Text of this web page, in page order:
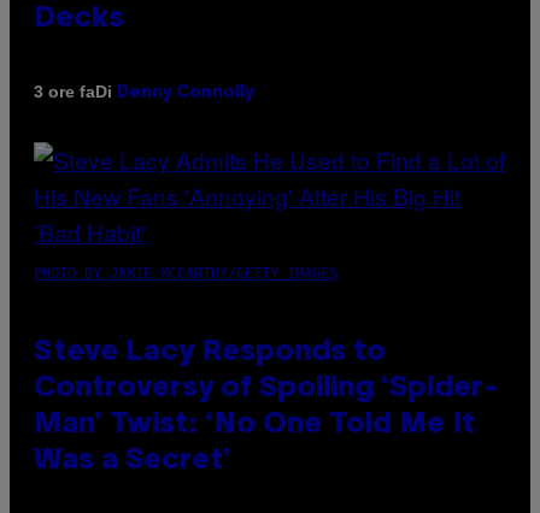
Decks
3 ore faDi Denny Connolly
PHOTO BY JAMIE MCCARTHY/GETTY IMAGES
Steve Lacy Responds to
Controversy of Spoiling ‘Spider-
Man’ Twist: ‘No One Told Me It
Was a Secret’